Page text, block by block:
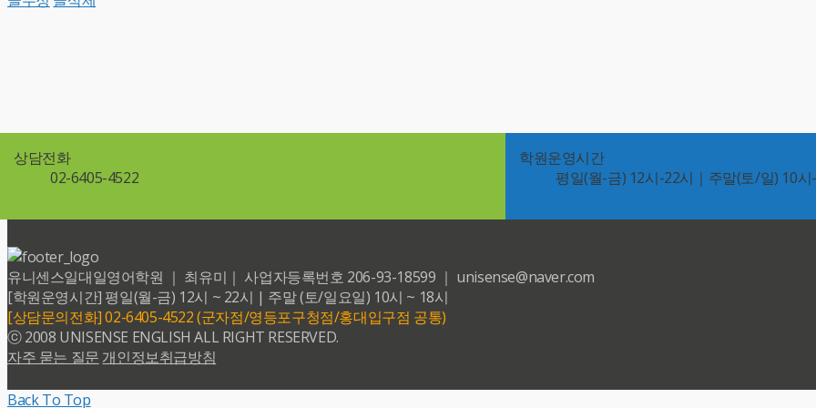
상담전화
02-6405-4522
학원운영시간
평일(월-금) 12시-22시｜주말(토/일) 10
유니센스일대일영어학원 ｜ 최유미｜ 사업자등록번호 206-93-18599 ｜ unisense@naver.com
[학원운영시간] 평일(월-금) 12시 ~ 22시 | 주말 (토/일요일) 10시 ~ 18시
[상담문의전화] 02-6405-4522 (군자점/영등포구청점/홍대입구점 공통)
ⓒ 2008 UNISENSE ENGLISH ALL RIGHT RESERVED.
자주 묻는 질문 개인정보취급방침
Back To Top